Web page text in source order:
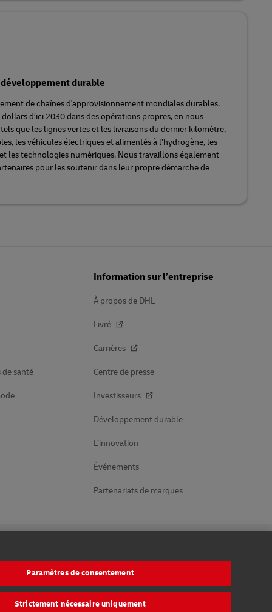
durable
de chaînes d'approvisionnement mondiales durables.
d’ici 2030 dans des opérations propres, en nous
que les lignes vertes et les livraisons du dernier kilomètre,
les véhicules électriques et alimentés à l’hydrogène, les
les technologies numériques. Nous travaillons également
pour les soutenir dans leur propre démarche de
de santé
Information sur l’entreprise
À propos de DHL
Livré
Carrières
Centre de presse
Investisseurs
Développement durable
L’innovation
Événements
Partenariats de marques
Paramètres de consentement
Strictement nécessaire uniquement